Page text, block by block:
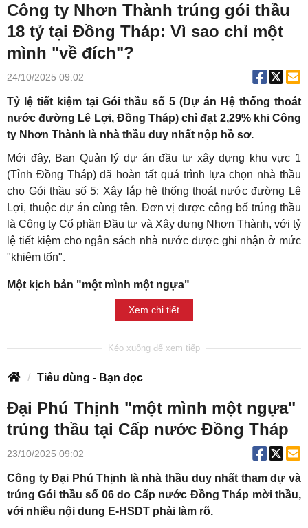
Công ty Nhơn Thành trúng gói thầu
18 tỷ tại Đồng Tháp: Vì sao chỉ một
mình "về đích"?
24/10/2025 09:02
Tỷ lệ tiết kiệm tại Gói thầu số 5 (Dự án Hệ thống thoát
nước đường Lê Lợi, Đồng Tháp) chỉ đạt 2,29% khi Công
ty Nhơn Thành là nhà thầu duy nhất nộp hồ sơ.
Mới đây, Ban Quản lý dự án đầu tư xây dựng khu vực 1
(Tỉnh Đồng Tháp) đã hoàn tất quá trình lựa chọn nhà thầu
cho Gói thầu số 5: Xây lắp hệ thống thoát nước đường Lê
Lợi, thuộc dự án cùng tên. Đơn vị được công bố trúng thầu
là Công ty Cổ phần Đầu tư và Xây dựng Nhơn Thành, với tỷ
lệ tiết kiệm cho ngân sách nhà nước được ghi nhận ở mức
"khiêm tốn".
Một kịch bản "một mình một ngựa"
Xem chi tiết
Tiêu dùng - Bạn đọc
Đại Phú Thịnh "một mình một ngựa"
trúng thầu tại Cấp nước Đồng Tháp
23/10/2025 09:02
Công ty Đại Phú Thịnh là nhà thầu duy nhất tham dự và
trúng Gói thầu số 06 do Cấp nước Đồng Tháp mời thầu,
với nhiều nội dung E-HSDT phải làm rõ.